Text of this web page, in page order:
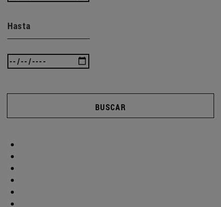
Hasta
BUSCAR